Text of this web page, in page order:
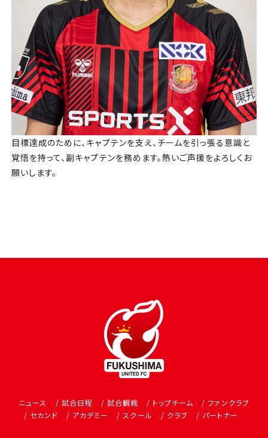
目標達成のために、キャプテンを支え、チームを引っ張る意識と
覚悟を持って、副キャプテンを務めます。熱いご声援をよろしくお
願いします。
ニュース 試合日程 試合観戦 トップチーム
ファンクラブ
セカンド
アカデミー スクール クラブ パートナー